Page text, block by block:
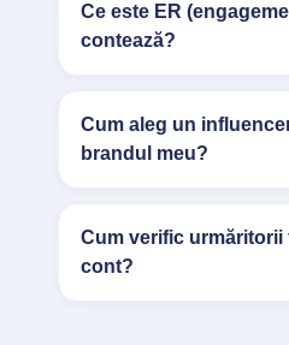
Ce este ER
contează?
Cum aleg un
brandul meu?
Cum verific urmăritorii
cont?